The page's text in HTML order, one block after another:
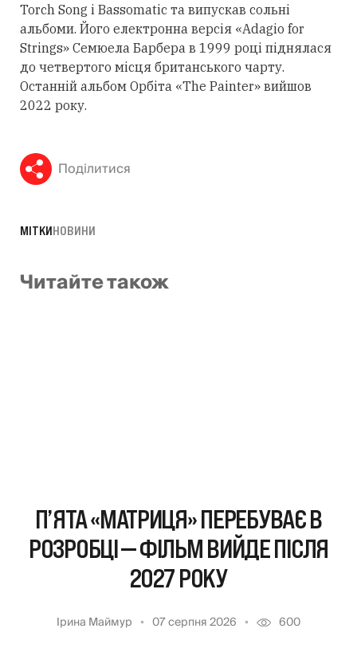
Torch Song і Bassomatic та випускав сольні
альбоми. Його електронна версія «Adagio for
Strings» Семюела Барбера в 1999 році піднялася
до четвертого місця британського чарту.
Останній альбом Орбіта «The Painter» вийшов
2022 року.
Поділитися
МІТКИНОВИНИ
Читайте також
П’ЯТА «МАТРИЦЯ» ПЕРЕБУВАЄ В
РОЗРОБЦІ — ФІЛЬМ ВИЙДЕ ПІСЛЯ
2027 РОКУ
Ірина Маймур 07 серпня 2026 600